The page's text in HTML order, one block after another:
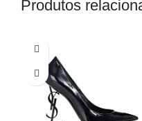
Produtos